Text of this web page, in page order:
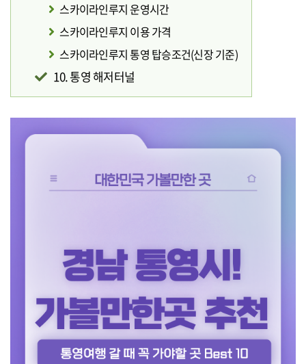
스카이라인루지 운영시간
스카이라인루지 이용 가격
스카이라인루지 통영 탑승조건(신장 기준)
10. 통영 해저터널